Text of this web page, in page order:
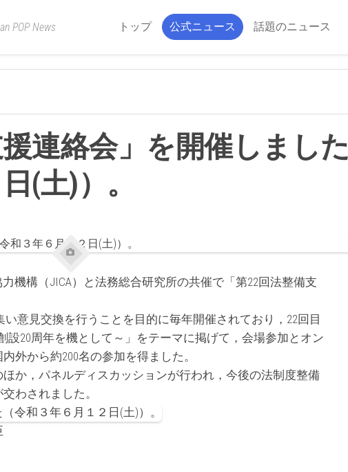
POP News トップ 公式ニュース 話題のニュース
援連絡会」を開催しました
(土)）。
機構（JICA）と法務総合研究所の共催で「第22回法整備支
意見交換を行うことを目的に毎年開催されており，22回目
設20周年を機として～」をテーマに掲げて，会場参加とオン
外から約200名の参加を得ました。
か，パネルディスカッションが行われ，今後の法制度整備
わされました。